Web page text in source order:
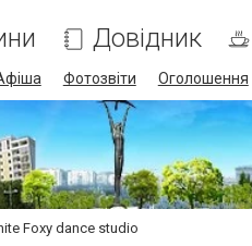
Довідник
Фотозвіти Оголошення
Foxy dance studio